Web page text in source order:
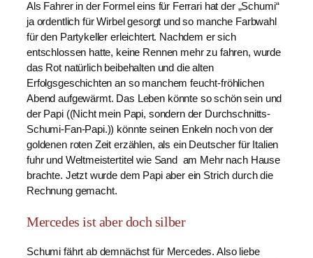
Als Fahrer in der Formel eins für Ferrari hat der „Schumi“
ja ordentlich für Wirbel gesorgt und so manche Farbwahl
für den Partykeller erleichtert. Nachdem er sich
entschlossen hatte, keine Rennen mehr zu fahren, wurde
das Rot natürlich beibehalten und die alten
Erfolgsgeschichten an so manchem feucht-fröhlichen
Abend aufgewärmt. Das Leben könnte so schön sein und
der Papi ((Nicht mein Papi, sondern der Durchschnitts-
Schumi-Fan-Papi.)) könnte seinen Enkeln noch von der
goldenen roten Zeit erzählen, als ein Deutscher für Italien
fuhr und Weltmeistertitel wie Sand am Mehr nach Hause
brachte. Jetzt wurde dem Papi aber ein Strich durch die
Rechnung gemacht.
Mercedes ist aber doch silber
Schumi fährt ab demnächst für Mercedes. Also liebe